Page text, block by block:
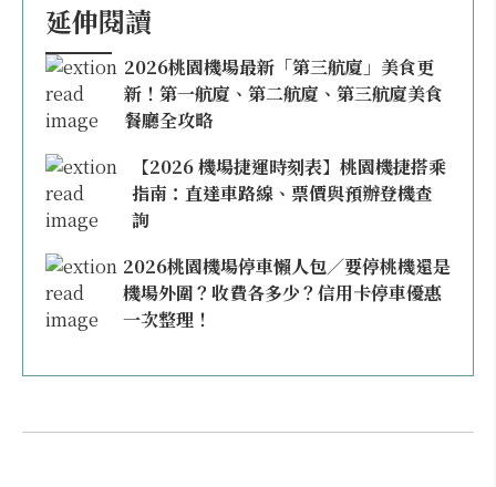
延伸閱讀
2026桃園機場最新「第三航廈」美食更
新！第一航廈、第二航廈、第三航廈美食
餐廳全攻略
【2026 機場捷運時刻表】桃園機捷搭乘
指南：直達車路線、票價與預辦登機查
詢
2026桃園機場停車懶人包／要停桃機還是
機場外圍？收費各多少？信用卡停車優惠
一次整理！